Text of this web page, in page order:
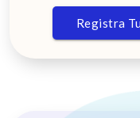
Registra